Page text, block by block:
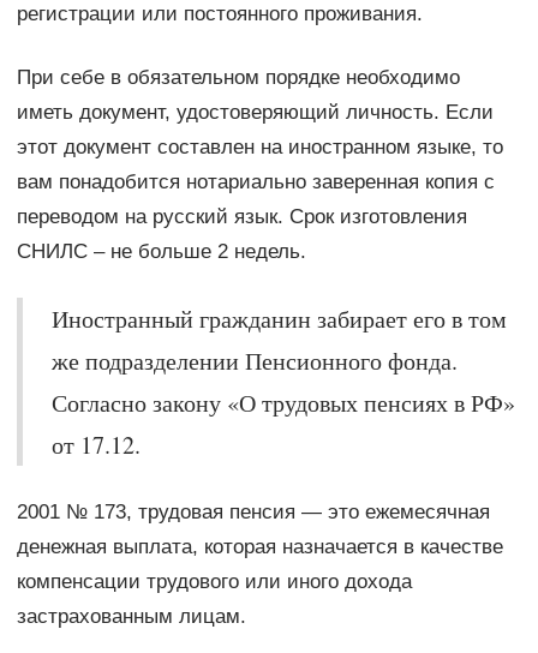
регистрации или постоянного проживания.
При себе в обязательном порядке необходимо
иметь документ, удостоверяющий личность. Если
этот документ составлен на иностранном языке, то
вам понадобится нотариально заверенная копия с
переводом на русский язык. Срок изготовления
СНИЛС – не больше 2 недель.
Иностранный гражданин забирает его в том
же подразделении Пенсионного фонда.
Согласно закону «О трудовых пенсиях в РФ»
от 17.12.
2001 № 173, трудовая пенсия — это ежемесячная
денежная выплата, которая назначается в качестве
компенсации трудового или иного дохода
застрахованным лицам.